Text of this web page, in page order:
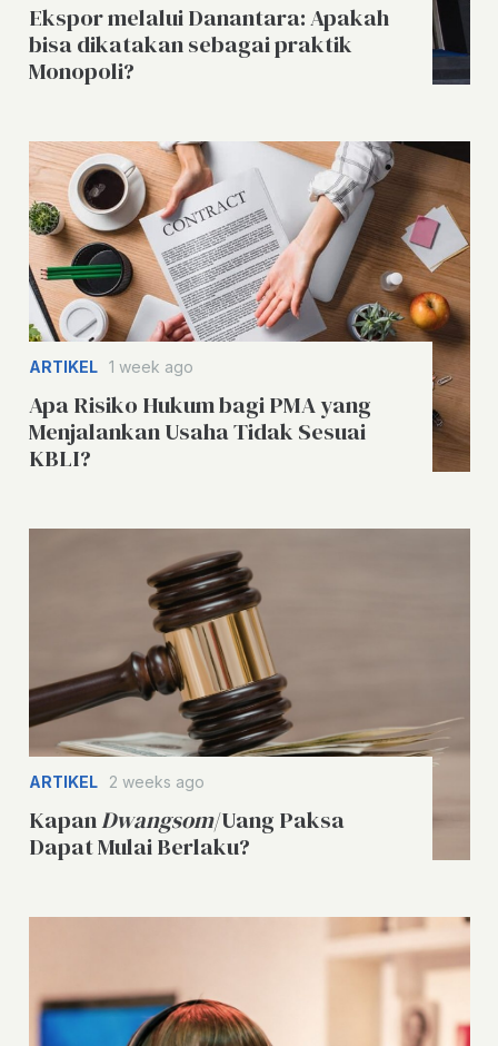
Ekspor melalui Danantara: Apakah
bisa dikatakan sebagai praktik
Monopoli?
ARTIKEL 1 week ago
Apa Risiko Hukum bagi PMA yang
Menjalankan Usaha Tidak Sesuai
KBLI?
ARTIKEL 2 weeks ago
KapanDwangsom/Uang Paksa
Dapat Mulai Berlaku?